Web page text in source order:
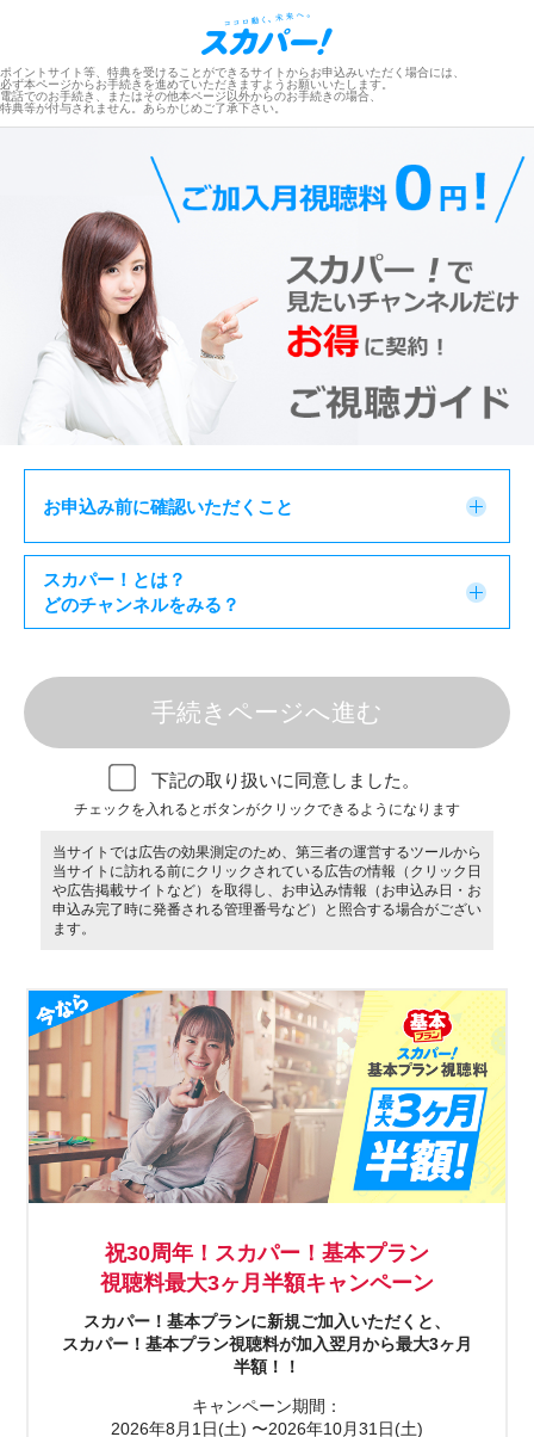
ポイントサイト等、特典を受けることができるサイトからお申込みいただく場合には、
必ず本ページからお手続きを進めていただきますようお願いいたします。
電話でのお手続き、またはその他本ページ以外からのお手続きの場合、
特典等が付与されません。あらかじめご了承下さい。
お申込み前に確認いただくこと
スカパー！とは？
どのチャンネルをみる？
手続きページへ進む
下記の取り扱いに同意しました。
チェックを入れるとボタンがクリックできるようになります
当サイトでは広告の効果測定のため、第三者の運営するツールから
当サイトに訪れる前にクリックされている広告の情報（クリック日
や広告掲載サイトなど）を取得し、お申込み情報（お申込み日・お
申込み完了時に発番される管理番号など）と照合する場合がござい
ます。
祝30周年！スカパー！基本プラン
視聴料最大3ヶ月半額キャンペーン
スカパー！基本プランに新規ご加入いただくと、
スカパー！基本プラン視聴料が加入翌月から最大3ヶ月
半額！！​
キャンペーン期間：
2026年8月1日(土) 〜2026年10月31日(土)